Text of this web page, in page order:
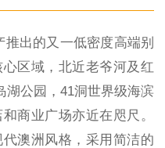
出的又一低密度高端别
区域，北近老爷河及红
湖公园，41洞世界级海滨
商业广场亦近在咫尺。
澳洲风格，采用简洁的